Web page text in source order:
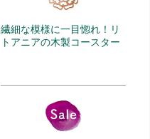
繊細な模様に一目惚れ！リ
トアニアの木製コースター